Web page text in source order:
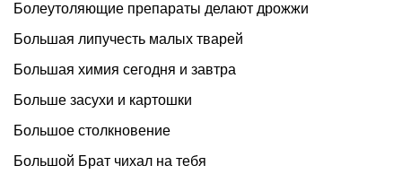
Болеутоляющие препараты делают дрожжи
Большая липучесть малых тварей
Большая химия сегодня и завтра
Больше засухи и картошки
Большое столкновение
Большой Брат чихал на тебя